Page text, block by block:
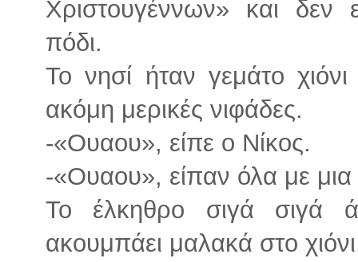
Χριστουγέννων» και δεν
πόδι.
Το νησί ήταν γεμάτο
ακόμη μερικές νιφάδες.
-«Ουαου», είπε ο Νίκος.
-«Ουαου», είπαν όλα με
Το έλκηθρο σιγά σιγά
ακουμπάει μαλακά στο